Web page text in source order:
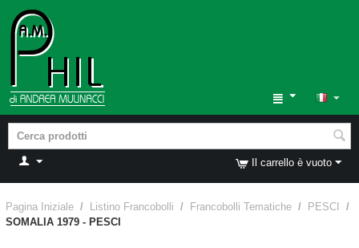
Il carrello è vuoto
Pagina Iniziale / Listino Francobolli / Francobolli Tematiche / PESCI
/
SOMALIA 1979 - PESCI